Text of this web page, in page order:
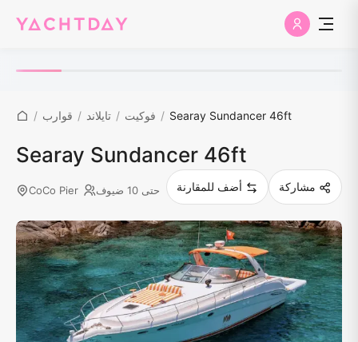
/ قوارب / تايلاند / فوكيت / Searay Sundancer 46ft
Searay Sundancer 46ft
CoCo Pier حتى 10 ضيوف أضف للمقارنة مشاركة